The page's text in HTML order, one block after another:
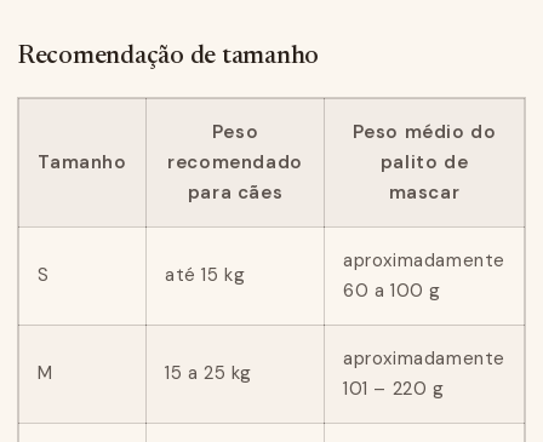
Recomendação de tamanho
Tamanho
Peso
recomendado
para cães
Peso médio do
palito de
mascar
S até 15 kg
aproximadamente
60 a 100 g
M 15 a 25 kg
aproximadamente
101 – 220 g